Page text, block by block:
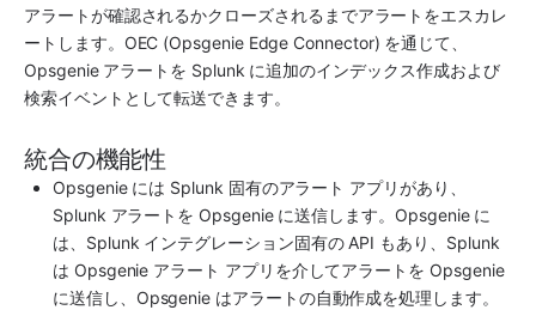
アラートが確認されるかクローズされるまでアラートをエスカレ
ートします。OEC (Opsgenie Edge Connector) を通じて、
Opsgenie アラートを Splunk に追加のインデックス作成および
検索イベントとして転送できます。
統合の機能性
Opsgenie には Splunk 固有のアラート アプリがあり、
Splunk アラートを Opsgenie に送信します。 Opsgenie に
は、 Splunk インテグレーション固有の API もあり、 Splunk
は Opsgenie アラート アプリを介してアラートを Opsgenie
に送信し、 Opsgenie はアラートの自動作成を処理します。